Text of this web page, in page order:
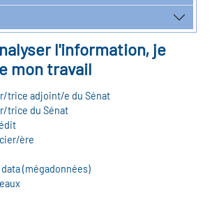
l'information, je
mon travail
trice adjoint/e du Sénat
trice du Sénat
ère
(mégadonnées)